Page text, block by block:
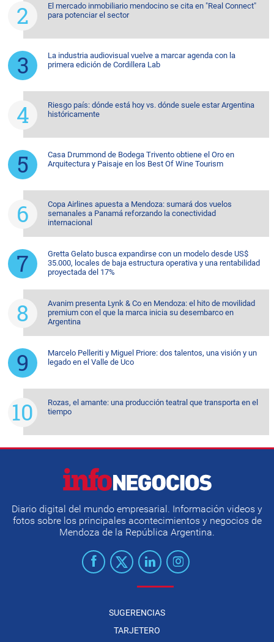
El mercado inmobiliario mendocino se cita en "Real Connect"
para potenciar el sector
La industria audiovisual vuelve a marcar agenda con la
primera edición de Cordillera Lab
Riesgo país: dónde está hoy vs. dónde suele estar Argentina
históricamente
Casa Drummond de Bodega Trivento obtiene el Oro en
Arquitectura y Paisaje en los Best Of Wine Tourism
Copa Airlines apuesta a Mendoza: sumará dos vuelos
semanales a Panamá reforzando la conectividad
internacional
Gretta Gelato busca expandirse con un modelo desde US$
35.000, locales de baja estructura operativa y una rentabilidad
proyectada del 17%
Avanim presenta Lynk & Co en Mendoza: el hito de movilidad
premium con el que la marca inicia su desembarco en
Argentina
Marcelo Pelleriti y Miguel Priore: dos talentos, una visión y un
legado en el Valle de Uco
Rozas, el amante: una producción teatral que transporta en el
tiempo
Diario digital del mundo empresarial. Información videos y
fotos sobre los principales acontecimientos y negocios de
Mendoza de la República Argentina.
SUGERENCIAS
TARJETERO